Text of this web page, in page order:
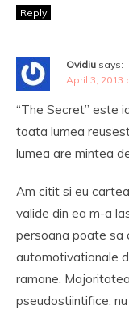
Reply
Ovidiu says:
April 3, 2013
“The Secret” este
toata lumea
lumea are mintea
Am citit si eu
valide din ea m-a
persoana poate sa
automotivationale
ramane.
pseudostiintifice.